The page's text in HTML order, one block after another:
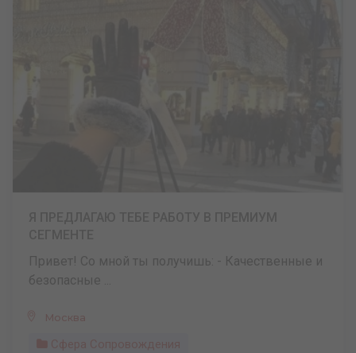
Привет! Со мной ты получишь: - Качественные и
безопасные ...
Москва
Сфера Сопровождения